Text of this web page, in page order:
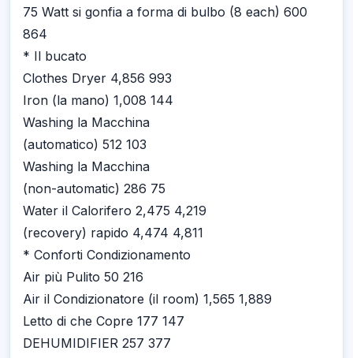
75 Watt si gonfia a forma di bulbo (8 each) 600
864
* Il bucato
Clothes Dryer 4,856 993
Iron (la mano) 1,008 144
Washing la Macchina
(automatico) 512 103
Washing la Macchina
(non-automatic) 286 75
Water il Calorifero 2,475 4,219
(recovery) rapido 4,474 4,811
* Conforti Condizionamento
Air più Pulito 50 216
Air il Condizionatore (il room) 1,565 1,889
Letto di che Copre 177 147
DEHUMIDIFIER 257 377